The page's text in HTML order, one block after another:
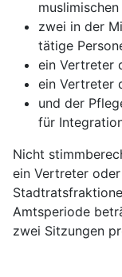
zwei in der
tätige
ein Vertreter
ein Vertreter
und der
für
Nicht
ein Vertreter
Amtsperiode
zwei Sitzungen